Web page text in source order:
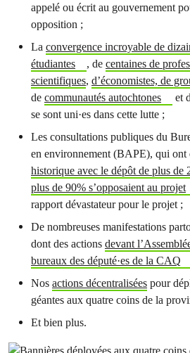
appelé ou écrit au gouvernement
opposition ;
La convergence incroyable de
étudiantes
, de centaines de
scientifiques, d’économistes, de
de communautés autochtones et
se sont uni·es dans cette lutte ;
Les consultations publiques du
en environnement (BAPE), qui ont
historique avec le dépôt de plus de
plus de 90% s’opposaient au projet
rapport dévastateur pour le projet ;
De nombreuses manifestations
dont des actions devant
bureaux des député·es de la CAQ
Nos actions décentralisées pour
géantes aux quatre coins de la
Et bien plus.